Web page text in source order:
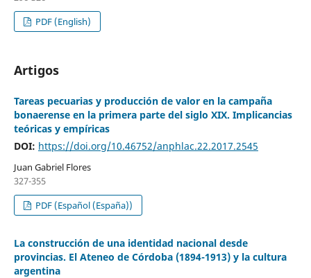
PDF (English)
Artigos
Tareas pecuarias y producción de valor en la campaña
bonaerense en la primera parte del siglo XIX. Implicancias
teóricas y empíricas
DOI: https://doi.org/10.46752/anphlac.22.2017.2545
Juan Gabriel Flores
327-355
PDF (Español (España))
La construcción de una identidad nacional desde
provincias. El Ateneo de Córdoba (1894-1913) y la cultura
argentina